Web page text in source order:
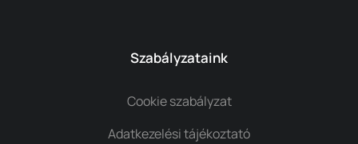
Szabályzataink
Cookie szabályzat
Adatkezelési tájékoztató